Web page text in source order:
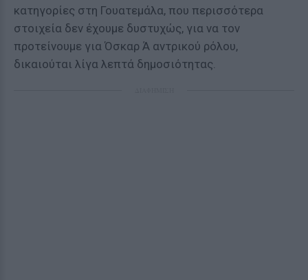
κατηγορίες στη Γουατεμάλα, που περισσότερα
στοιχεία δεν έχουμε δυστυχώς, για να τον
προτείνουμε για Όσκαρ Ά αντρικού ρόλου,
δικαιούται λίγα λεπτά δημοσιότητας.